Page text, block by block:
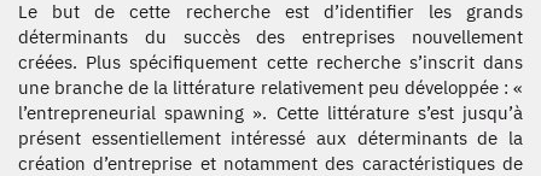
Le but de cette recherche est d’identifier les grands
déterminants du succès des entreprises nouvellement
créées. Plus spécifiquement cette recherche s’inscrit dans
une branche de la littérature relativement peu développée : «
l’entrepreneurial spawning ». Cette littérature s’est jusqu’à
présent essentiellement intéressé aux déterminants de la
création d’entreprise et notamment des caractéristiques de